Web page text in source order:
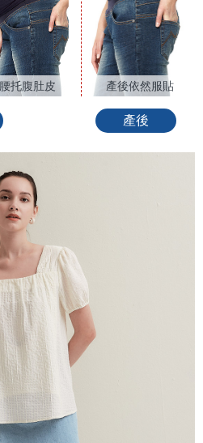
托腹肚皮 產後依然服貼
產後